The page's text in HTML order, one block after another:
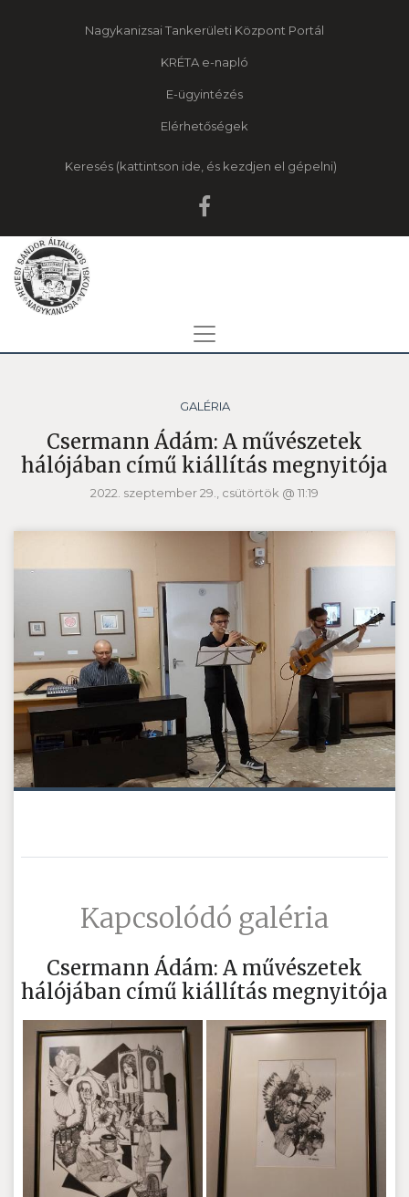
Nagykanizsai Tankerületi Központ Portál
KRÉTA e-napló
E-ügyintézés
Elérhetőségek
Keresés
GALÉRIA
Csermann Ádám: A művészetek
hálójában című kiállítás megnyitója
2022. szeptember 29., csütörtök @ 11:19
Kapcsolódó galéria
Csermann Ádám: A művészetek
hálójában című kiállítás megnyitója